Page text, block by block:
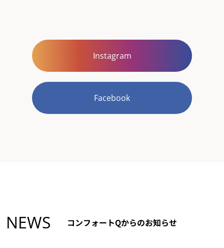
Instagram
Facebook
NEWS コンフォートQからのお知らせ